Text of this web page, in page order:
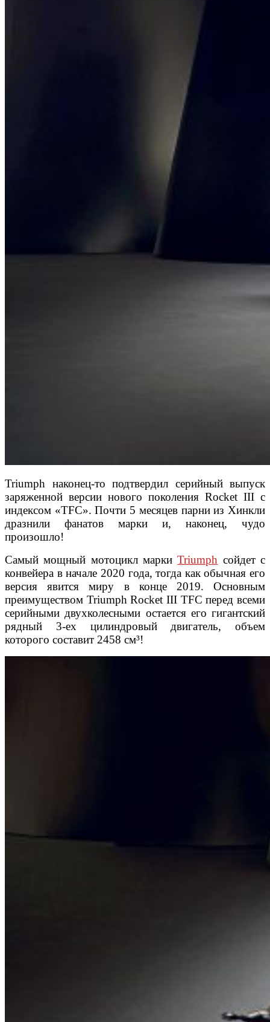
Triumph наконец-то подтвердил серийный выпуск
заряженной версии нового поколения Rocket III с
индексом «TFC». Почти 5 месяцев парни из Хинкли
дразнили фанатов марки и, наконец, чудо
произошло!
Самый мощный мотоцикл маркиTriumph сойдет c
конвейера в начале 2020 года, тогда как обычная его
версия явится миру в конце 2019. Основным
преимуществом Triumph Rocket III TFC перед всеми
серийными двухколесными остается его гигантский
рядный 3-ех цилиндровый двигатель, объем
которого составит 2458 см³!